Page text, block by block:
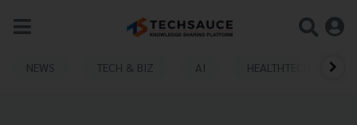
NEWS TECH & BIZ AI HEALTHTECH